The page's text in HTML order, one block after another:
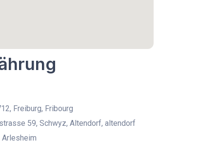
Freiburg, Fribourg
59, Schwyz, Altendorf, altendorf
Arlesheim